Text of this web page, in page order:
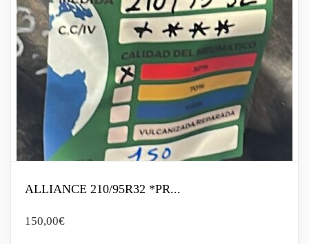
ALLIANCE 210/95R32 *PR...
150,00€